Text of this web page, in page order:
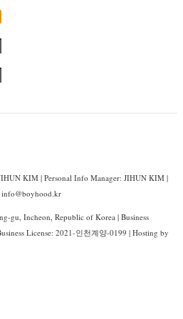
KIM | Personal Info Manager: JIHUN KIM |
info@boyhood.kr
gu, Incheon, Republic of Korea | Business
License: 2021-인천계양-0199 | Hosting by